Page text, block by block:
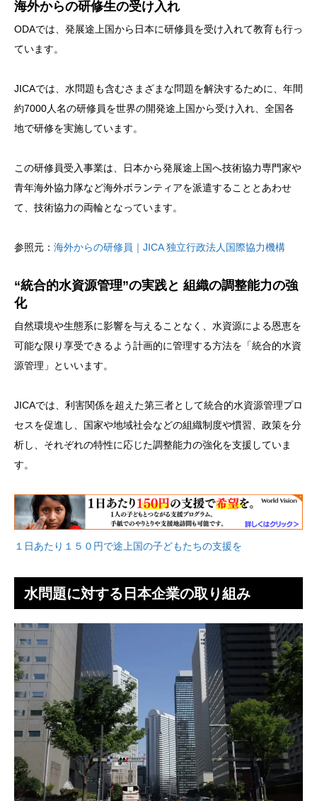
海外からの研修生の受け入れ
ODAでは、発展途上国から日本に研修員を受け入れて教育も行っ
ています。
JICAでは、水問題も含むさまざまな問題を解決するために、年間
約7000人名の研修員を世界の開発途上国から受け入れ、全国各
地で研修を実施しています。
この研修員受入事業は、日本から発展途上国へ技術協力専門家や
青年海外協力隊など海外ボランティアを派遣することとあわせ
て、技術協力の両輪となっています。
参照元： 海外からの研修員｜JICA 独立行政法人国際協力機構
“統合的水資源管理”の実践と 組織の調整能力の強
化
自然環境や生態系に影響を与えることなく、水資源による恩恵を
可能な限り享受できるよう計画的に管理する方法を「統合的水資
源管理」といいます。
JICAでは、利害関係を超えた第三者として統合的水資源管理プロ
セスを促進し、国家や地域社会などの組織制度や慣習、政策を分
析し、それぞれの特性に応じた調整能力の強化を支援していま
す。
１日あたり１５０円で途上国の子どもたちの支援を
水問題に対する日本企業の取り組み